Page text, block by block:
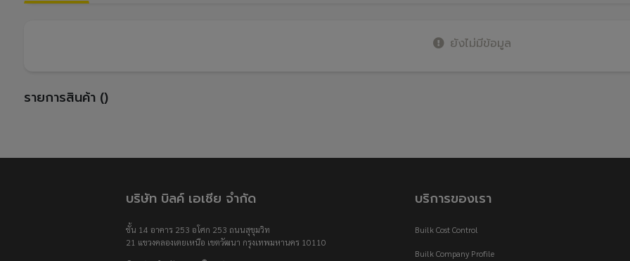
ยังไม่มีข้อมูล
รายการสินค้า ()
บริษัท บิลค์ เอเชีย จำกัด
ชั้น 14 อาคาร 253 อโศก 253 ถนนสุขุมวิท
21 แขวงคลองเตยเหนือ เขตวัฒนา กรุงเทพมหานคร 10110
บริการของเรา
Builk Cost Control
Builk Company Profile